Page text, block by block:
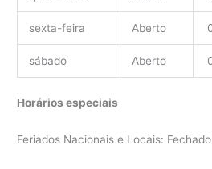
sexta-feira Aberto
sábado Aberto
Horários especiais
Feriados Nacionais e Locais: Fechado